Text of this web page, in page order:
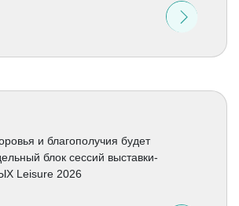
и благополучия будет
блок сессий выставки-
Leisure 2026